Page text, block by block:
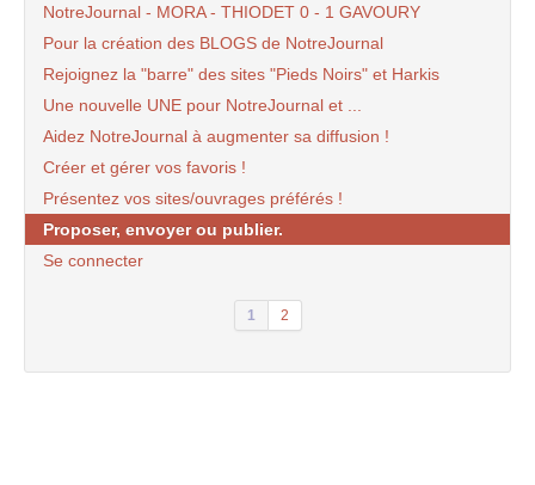
NotreJournal - MORA - THIODET 0 - 1 GAVOURY
Pour la création des BLOGS de NotreJournal
Rejoignez la "barre" des sites "Pieds Noirs" et Harkis
Une nouvelle UNE pour NotreJournal et ...
Aidez NotreJournal à augmenter sa diffusion !
Créer et gérer vos favoris !
Présentez vos sites/ouvrages préférés !
Proposer, envoyer ou publier.
Se connecter
1 2